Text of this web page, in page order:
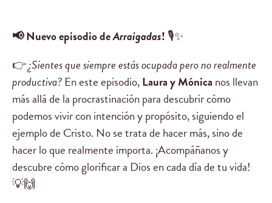
📢 Nuevo episodio deArraigadas! 🎙✨
👉¿Sientes que siempre estás ocupada pero no realmente
productiva? En este episodio,Laura y Mónica nos llevan
más allá de la procrastinación para descubrir cómo
podemos vivir con intención y propósito, siguiendo el
ejemplo de Cristo. No se trata de hacer más, sino de
hacer lo que realmente importa. ¡Acompáñanos y
descubre cómo glorificar a Dios en cada día de tu vida!
💡🙌